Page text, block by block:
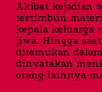
Akibat kejadian
tertimbun
kepala keluarga
jiwa. Hingga
ditemukan
dinyatakan
orang lainnya